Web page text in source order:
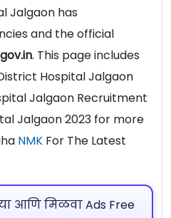
Jalgaon has
and the official
. This page includes
Hospital Jalgaon
Jalgaon Recruitment
Jalgaon 2023 for more
NMK For The Latest
आणि मिळवा Ads Free